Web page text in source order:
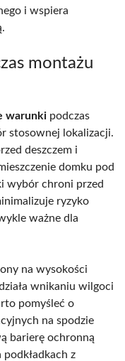
i wspiera
montażu
warunki podczas
stosownej lokalizacji.
deszczem i
domku pod
wybór chroni przed
ryzyko
ważne dla
na wysokości
wnikaniu wilgoci
pomyśleć o
na spodzie
barierę ochronną
z